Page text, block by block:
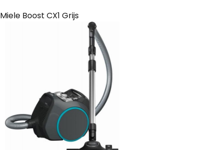
Miele Boost CX1 Grijs